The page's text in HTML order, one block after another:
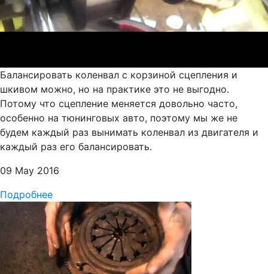
Балансировать коленвал с корзиной сцепления и
шкивом можно, но на практике это не выгодно.
Потому что сцепление меняется довольно часто,
особенно на тюнинговых авто, поэтому мы же не
будем каждый раз вынимать коленвал из двигателя и
каждый раз его балансировать.
09 May 2016
Подробнее